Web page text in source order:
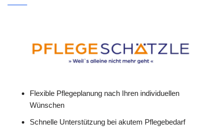
Flexible Pflegeplanung nach Ihren individuellen
Wünschen
Schnelle Unterstützung bei akutem Pflegebedarf